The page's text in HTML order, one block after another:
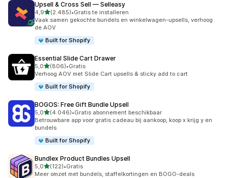
Upsell & Cross Sell — Selleasy
4,9van 5 sterren
(2.485)
2485 recensies in totaal
•Gratis te installeren
Vaak samen gekochte bundels en winkelwagen-upsells, verhoog
de AOV
Built for Shopify
Essential Slide Cart Drawer
5,0van 5 sterren
(806)
806 recensies in totaal
•Gratis
Verhoog AOV met Slide Cart upsells & sticky add to cart
Built for Shopify
BOGOS: Free Gift Bundle Upsell
5,0van 5 sterren
(4.046)
4046 recensies in totaal
•Gratis abonnement beschikbaar
Betrouwbare app voor gratis cadeau bij aankoop, koop x krijg y en
bundels
Built for Shopify
Bundlex Product Bundles Upsell
5,0van 5 sterren
(122)
122 recensies in totaal
•Gratis
Meer omzet met bundels, staffelkortingen en BOGO-deals